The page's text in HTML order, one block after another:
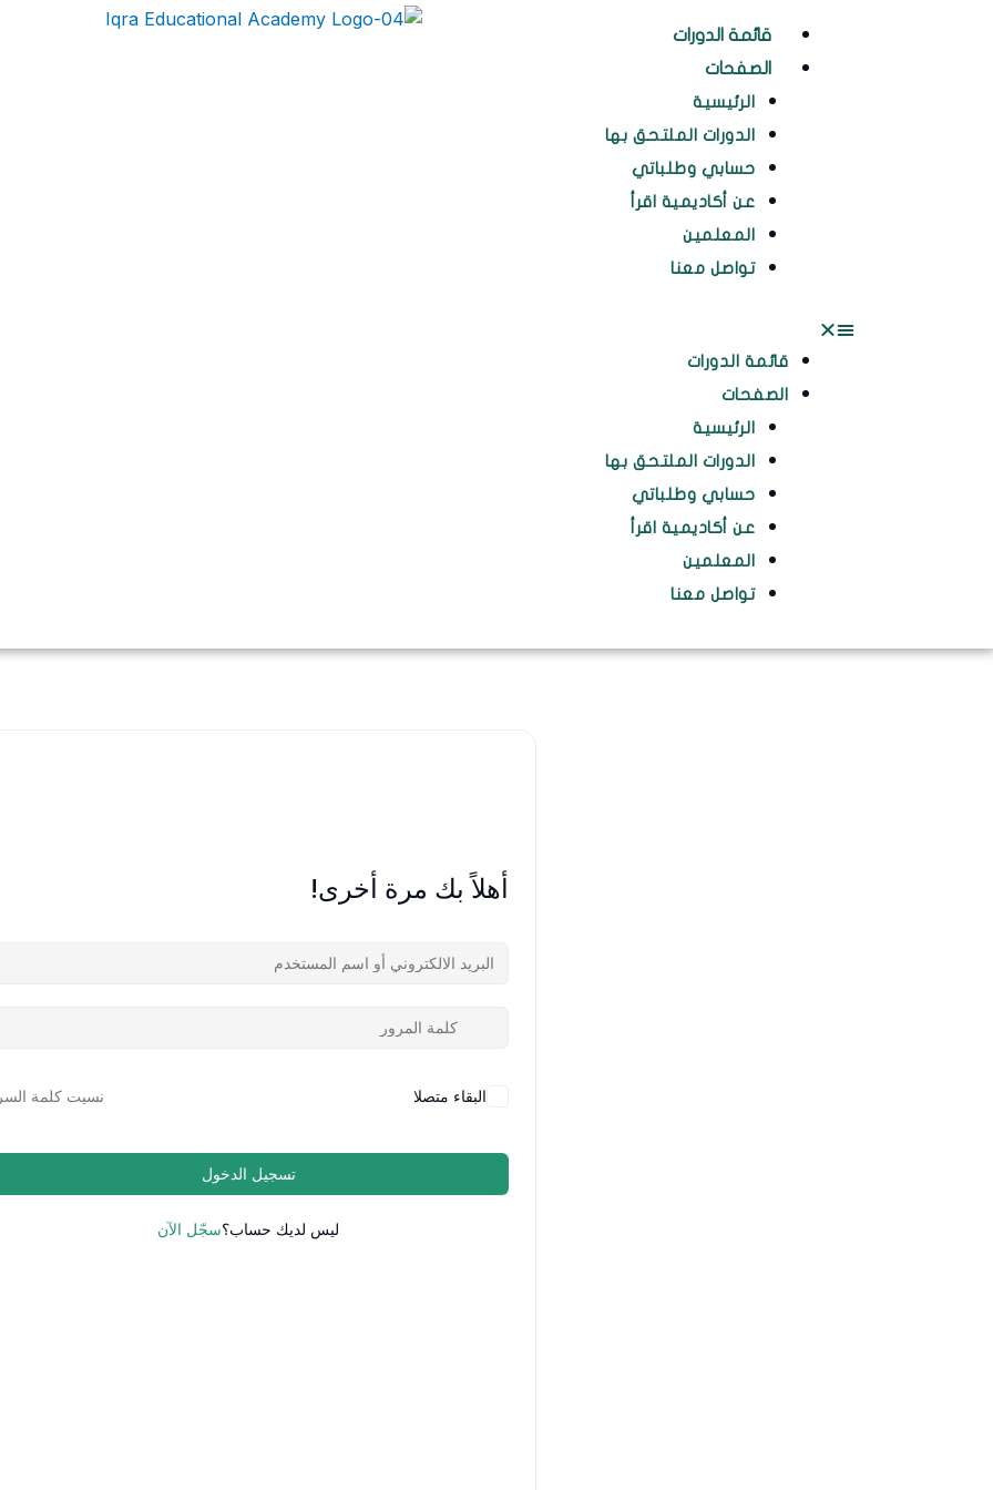
قائمة الدورات
الصفحات
الرئيسية
الدورات الملتحق بها
حسابي وطلباتي
عن أكاديمية اقرأ
المعلمين
تواصل معنا
قائمة الدورات
الصفحات
الرئيسية
الدورات الملتحق بها
حسابي وطلباتي
عن أكاديمية اقرأ
المعلمين
تواصل معنا
أهلاً بك مرة أخرى!
البقاء متصلا نسيت كلمة
تسجيل الدخول
ليس لديك حساب؟سجّل الآن